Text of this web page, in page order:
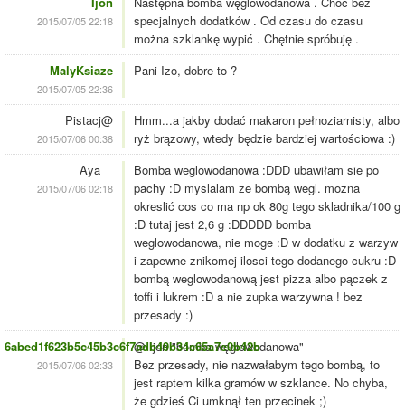
2015/07/05 22:18
specjalnych dodatków . Od czasu do czasu
można szklankę wypić . Chętnie spróbuję .
MalyKsiaze
2015/07/05 22:36
Pani Izo, dobre to ?
Pistacj@
2015/07/06 00:38
Hmm...a jakby dodać makaron pełnoziarnisty, albo
ryż brązowy, wtedy będzie bardziej wartościowa :)
Aya__
2015/07/06 02:18
Bomba weglowodanowa :DDD ubawiłam sie po
pachy :D myslalam ze bombą wegl. mozna
okreslić cos co ma np ok 80g tego skladnika/100 g
:D tutaj jest 2,6 g :DDDDD bomba
weglowodanowa, nie moge :D w dodatku z warzyw
i zapewne znikomej ilosci tego dodanego cukru :D
bombą weglowodanową jest pizza albo pączek z
toffi i lukrem :D a nie zupka warzywna ! bez
przesady :)
6abed1f623b5c45b3c6f7adb49b34c65a7e0b42b
2015/07/06 02:33
@ Ijon "bomba węglowodanowa"
Bez przesady, nie nazwałabym tego bombą, to
jest raptem kilka gramów w szklance. No chyba,
że gdzieś Ci umknął ten przecinek ;)